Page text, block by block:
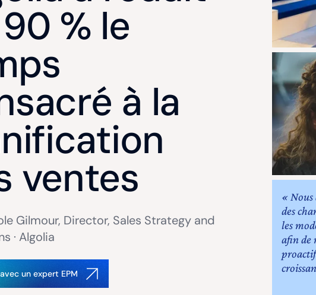
% le
à la
ventes
Gilmour, Director, Sales Strategy and
· Algolia
un expert EPM
« Nous
des
les
afin de